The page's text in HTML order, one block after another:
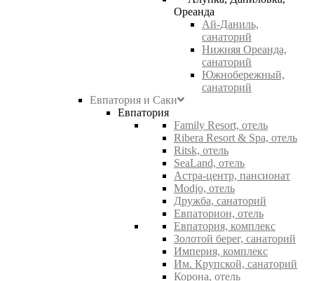
Ореанда
Ай-Даниль,
санаторий
Нижняя Ореанда,
санаторий
Южнобережный,
санаторий
Евпатория и Саки
Евпатория
Family Resort, отель
Ribera Resort & Spa, отель
Ritsk, отель
SeaLand, отель
Астра-центр, пансионат
Modjo, отель
Дружба, санаторий
Евпаторион, отель
Евпатория, комплекс
Золотой берег, санаторий
Империя, комплекс
Им. Крупской, санаторий
Корона, отель